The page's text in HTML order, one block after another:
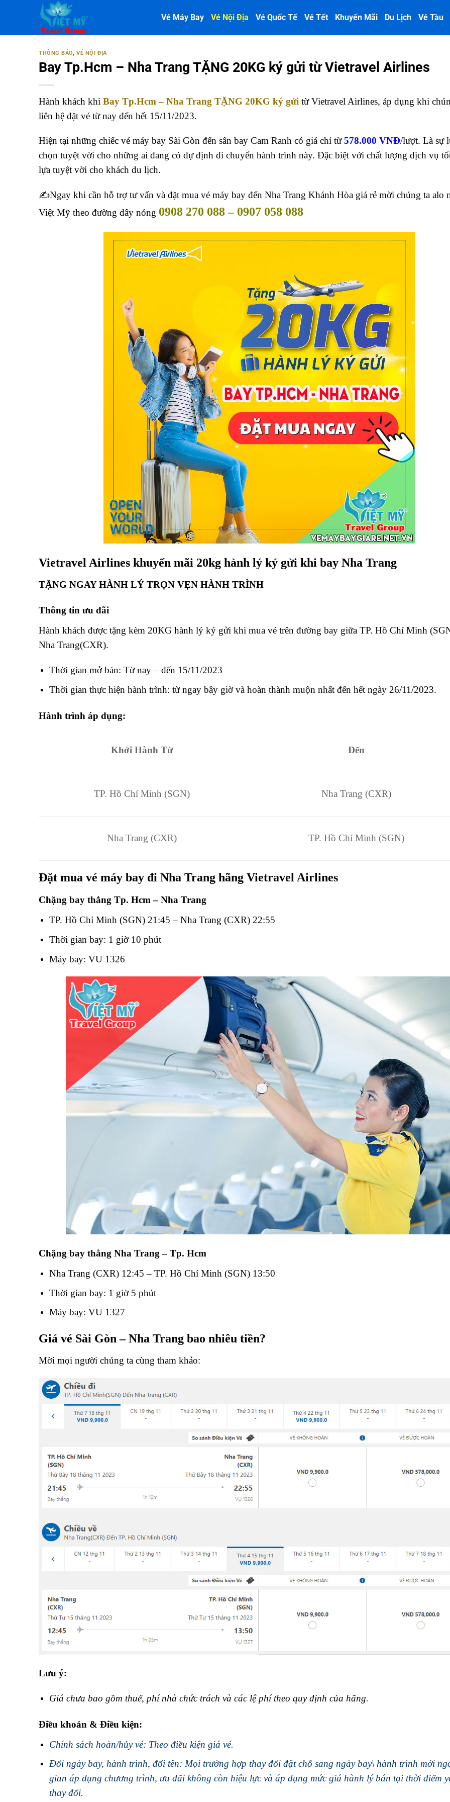
Vé Máy Bay Vé Nội Địa Vé Quốc Tế Vé Tết Khuyến Mãi Du Lịch Vé Tàu
THÔNG BÁO,VÉ NỘI ĐỊA
Bay Tp.Hcm – Nha Trang TẶNG 20KG ký gửi từ Vietravel Airlines
Hành khách khi Bay Tp.Hcm – Nha Trang TẶNG 20KG ký gửi từ Vietravel Airlines, áp dụng khi
liên hệ đặt vé từ nay đến hết 15/11/2023.
Hiện tại những chiếc vé máy bay Sài Gòn đến sân bay Cam Ranh có giá chỉ từ578.000 VNĐ/lượt. Là sự
chọn tuyệt vời cho những ai đang có dự định di chuyển hành trình này. Đặc biệt với chất lượng dịch vụ
lựa tuyệt vời cho khách du lịch.
✍️Ngay khi cần hỗ trợ tư vấn và đặt mua vé máy bay đến Nha Trang Khánh Hòa giá rẻ mời chúng ta alo
Việt Mỹ theo đường dây nóng 0908 270 088 – 0907 058 088
Vietravel Airlines khuyến mãi 20kg hành lý ký gửi khi bay Nha Trang
TẶNG NGAY HÀNH LÝ TRỌN VẸN HÀNH TRÌNH
Thông tin ưu đãi
Hành khách được tặng kèm 20KG hành lý ký gửi khi mua vé trên đường bay giữa TP. Hồ Chí Minh
Nha Trang(CXR).
Thời gian mở bán: Từ nay – đến 15/11/2023
Thời gian thực hiện hành trình: từ ngay bây giờ và hoàn thành muộn nhất đến hết ngày 26/11/2023.
Hành trình áp dụng:
Khởi Hành Từ Đến
TP. Hồ Chí Minh (SGN) Nha Trang (CXR)
Nha Trang (CXR) TP. Hồ Chí Minh (SGN)
Đặt mua vé máy bay đi Nha Trang hãng Vietravel Airlines
Chặng bay thẳng Tp. Hcm – Nha Trang
TP. Hồ Chí Minh (SGN) 21:45 – Nha Trang (CXR) 22:55
Thời gian bay: 1 giờ 10 phút
Máy bay: VU 1326
Chặng bay thẳng Nha Trang – Tp. Hcm
Nha Trang (CXR) 12:45 – TP. Hồ Chí Minh (SGN) 13:50
Thời gian bay: 1 giờ 5 phút
Máy bay: VU 1327
Giá vé Sài Gòn – Nha Trang bao nhiêu tiền?
Mời mọi người chúng ta cùng tham khảo:
Lưu ý:
Giá chưa bao gồm thuế, phí nhà chức trách và các lệ phí theo quy định của hãng.
Điều khoản & Điều kiện:
Chính sách hoàn/hủy vé: Theo điều kiện giá vé.
Đổi ngày bay, hành trình, đổi tên: Mọi trường hợp thay đổi đặt chỗ sang ngày bay\ hành trình mới
gian áp dụng chương trình, ưu đãi không còn hiệu lực và áp dụng mức giá hành lý bán tại thời điểm
thay đổi.